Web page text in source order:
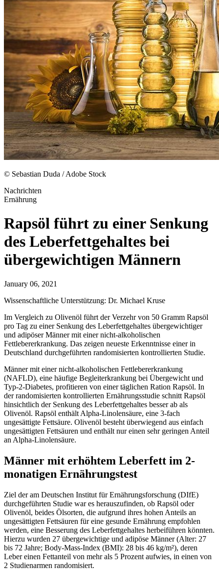
© Sebastian Duda / Adobe Stock
Nachrichten
Ernährung
Rapsöl führt zu einer Senkung
des Leberfettgehaltes bei
übergewichtigen Männern
January 06, 2021
Wissenschaftliche Unterstützung: Dr. Michael Kruse
Im Vergleich zu Olivenöl führt der Verzehr von 50 Gramm Rapsöl
pro Tag zu einer Senkung des Leberfettgehaltes übergewichtiger
und adipöser Männer mit einer nicht-alkoholischen
Fettlebererkrankung. Das zeigen neueste Erkenntnisse einer in
Deutschland durchgeführten randomisierten kontrollierten Studie.
Männer mit einer nicht-alkoholischen Fettlebererkrankung
(NAFLD), eine häufige Begleiterkrankung bei Übergewicht und
Typ-2-Diabetes, profitieren von einer täglichen Ration Rapsöl. In
der randomisierten kontrollierten Ernährungsstudie schnitt Rapsöl
hinsichtlich der Senkung des Leberfettgehaltes besser ab als
Olivenöl. Rapsöl enthält Alpha-Linolensäure, eine 3-fach
ungesättigte Fettsäure. Olivenöl besteht überwiegend aus einfach
ungesättigten Fettsäuren und enthält nur einen sehr geringen Anteil
an Alpha-Linolensäure.
Männer mit erhöhtem Leberfett im 2-
monatigen Ernährungstest
Ziel der am Deutschen Institut für Ernährungsforschung (DIfE)
durchgeführten Studie war es herauszufinden, ob Rapsöl oder
Olivenöl, beides Ölsorten, die aufgrund ihres hohen Anteils an
ungesättigten Fettsäuren für eine gesunde Ernährung empfohlen
werden, eine Besserung des Leberfettgehaltes herbeiführen könnten.
Hierzu wurden 27 übergewichtige und adipöse Männer (Alter: 27
bis 72 Jahre; Body-Mass-Index (BMI): 28 bis 46 kg/m²), deren
Leber einen Fettanteil von mehr als 5 Prozent aufwies, in einen von
2 Studienarmen randomisiert.